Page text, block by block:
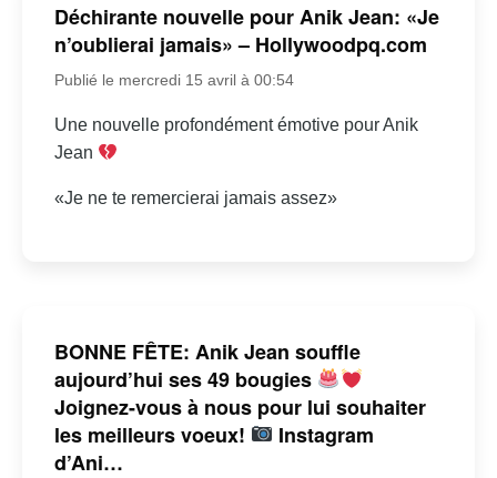
Déchirante nouvelle pour Anik Jean: «Je
n’oublierai jamais» – Hollywoodpq.com
Publié le mercredi 15 avril à 00:54
Une nouvelle profondément émotive pour Anik
Jean
«Je ne te remercierai jamais assez»
BONNE FÊTE: Anik Jean souffle
aujourd’hui ses 49 bougies
Joignez-vous à nous pour lui souhaiter
les meilleurs voeux!
Instagram
d’Ani…